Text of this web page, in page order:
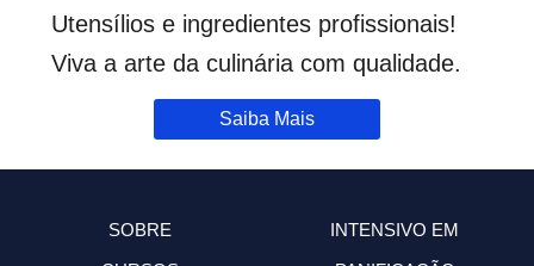
Utensílios e ingredientes profissionais!
Viva a arte da culinária com qualidade.
Saiba Mais
SOBRE
INTENSIVO EM